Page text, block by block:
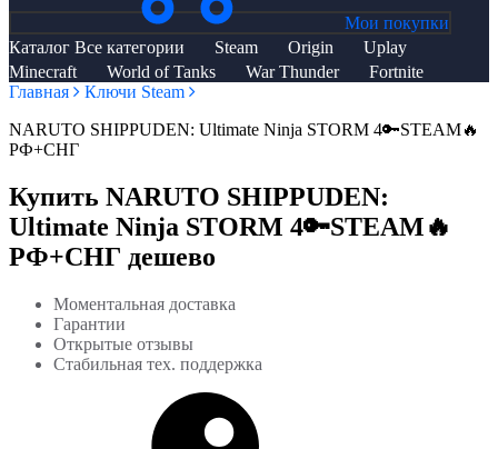
Мои покупки
Каталог Все категории Steam Origin
Uplay
Minecraft
World of Tanks War Thunder
Fortnite
Главная
Ключи Steam
NARUTO SHIPPUDEN: Ultimate Ninja STORM 4🔑STEAM🔥
РФ+СНГ
Купить NARUTO SHIPPUDEN:
Ultimate Ninja STORM 4🔑STEAM🔥
РФ+СНГ дешево
Моментальная доставка
Гарантии
Открытые отзывы
Стабильная тех. поддержка